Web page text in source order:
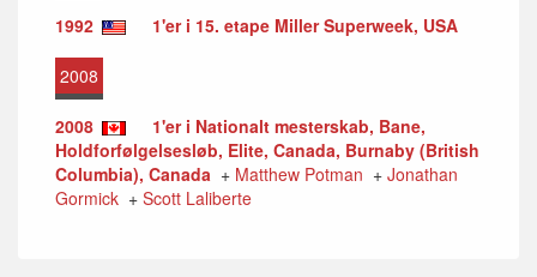
1992 1'er i 15. etape Miller Superweek, USA
2008
2008
1'er i Nationalt mesterskab, Bane,
Holdforfølgelsesløb, Elite, Canada, Burnaby (British
Columbia), Canada + Matthew Potman + Jonathan
Gormick + Scott Laliberte